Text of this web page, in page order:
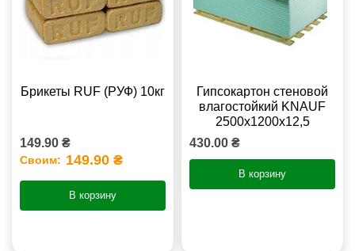
Брикеты RUF (РУФ) 10кг
149.90 ₴
Своим: 149.90 ₴
В корзину
Гипсокартон стеновой
влагостойкий KNAUF
2500х1200х12,5
430.00 ₴
В корзину